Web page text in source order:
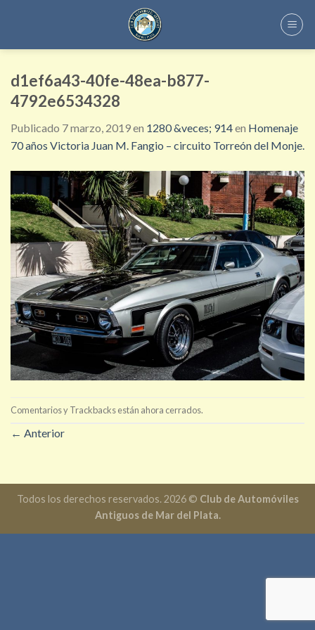
d1ef6a43-40fe-48ea-b877-
4792e6534328
Publicado 7 marzo, 2019en 1280 &veces; 914en Homenaje
70 años Victoria Juan M. Fangio – circuito Torreón del Monje.
Comentarios y Trackbacks están ahora cerrados.
← Anterior
Todos los derechos reservados. 2026 © Club de Automóviles
Antiguos de Mar del Plata.